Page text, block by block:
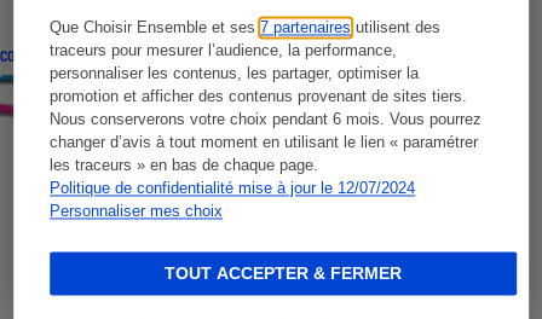
Que Choisir Ensemble et ses7 partenaires utilisent des
traceurs pour mesurer l’audience, la performance,
personnaliser les contenus, les partager, optimiser la
promotion et afficher des contenus provenant de sites tiers.
Nous conserverons votre choix pendant 6 mois. Vous pourrez
changer d’avis à tout moment en utilisant le lien « paramétrer
les traceurs » en bas de chaque page.
Politique de confidentialité mise à jour le 12/07/2024
Personnaliser mes choix
TOUT ACCEPTER & FERMER
CONSEILS